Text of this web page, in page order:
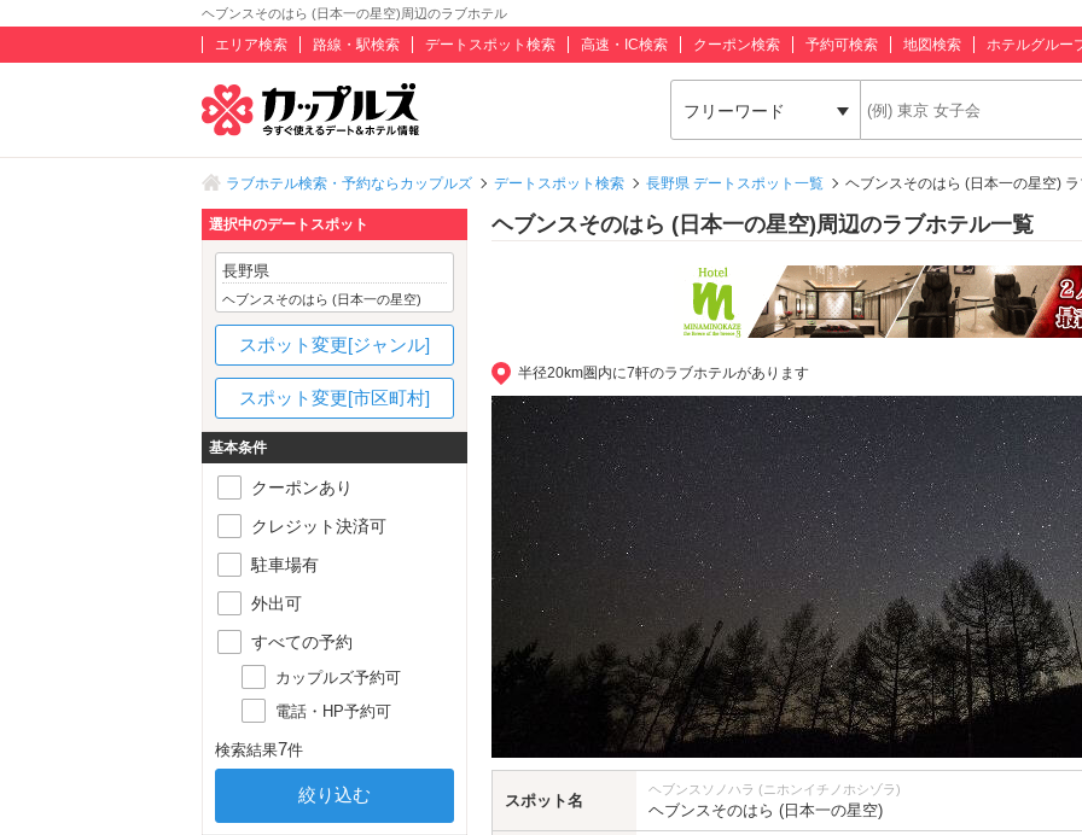
ヘブンスそのはら (日本一の星空)周辺のラブホテル
エリア検索 路線・駅検索 デートスポット検索 高速・IC検索 クーポン検索 予約可検索 地図検索 ホテルグルー
フリーワード
ラブホテル検索・予約ならカップルズ デートスポット検索 長野県 デートスポット一覧 ヘブンスそのはら (日本一の星空)
ヘブンスそのはら (日本一の星空)周辺のラブホテル一覧
半径20km圏内に7軒のラブホテルがあります
スポット名
ヘブンスソノハラ (ニホンイチノホシゾラ)
ヘブンスそのはら (日本一の星空)
選択中のデートスポット
長野県
ヘブンスそのはら (日本一の星空)
スポット変更[ジャンル]
スポット変更[市区町村]
基本条件
クーポンあり
クレジット決済可
駐車場有
外出可
すべての予約
カップルズ予約可
電話・HP予約可
検索結果7件